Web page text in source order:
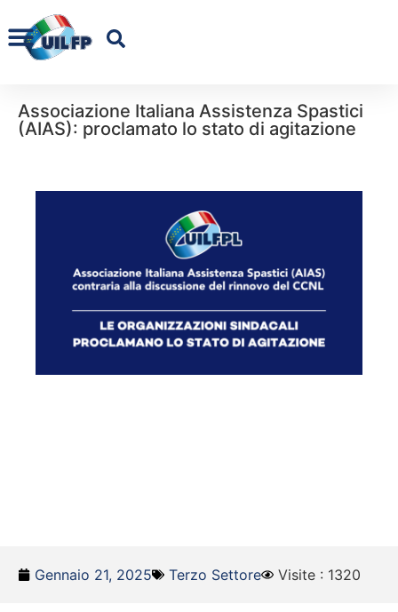
Associazione Italiana Assistenza Spastici
(AIAS): proclamato lo stato di agitazione
Gennaio 21, 2025 Terzo Settore Visite : 1320